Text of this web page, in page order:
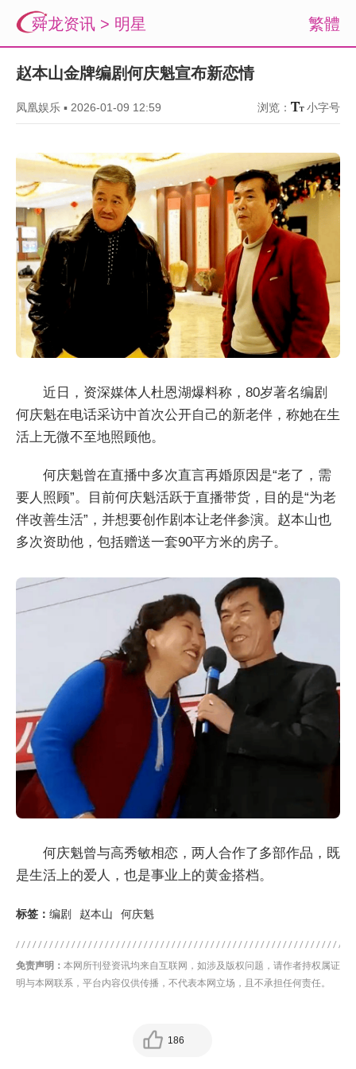
繁體
舜龙资讯 > 明星
赵本山金牌编剧何庆魁宣布新恋情
凤凰娱乐 ▪ 2026-01-09 12:59 浏览： 小字号
近日，资深媒体人杜恩湖爆料称，80岁著名编剧
何庆魁在电话采访中首次公开自己的新老伴，称她在生
活上无微不至地照顾他。
何庆魁曾在直播中多次直言再婚原因是“老了，需
要人照顾”。目前何庆魁活跃于直播带货，目的是“为老
伴改善生活”，并想要创作剧本让老伴参演。赵本山也
多次资助他，包括赠送一套90平方米的房子。
何庆魁曾与高秀敏相恋，两人合作了多部作品，既
是生活上的爱人，也是事业上的黄金搭档。
标签： 编剧 赵本山 何庆魁
免责声明： 本网所刊登资讯均来自互联网，如涉及版权问题，请作者持权属证
明与本网联系，平台内容仅供传播，不代表本网立场，且不承担任何责任。
186